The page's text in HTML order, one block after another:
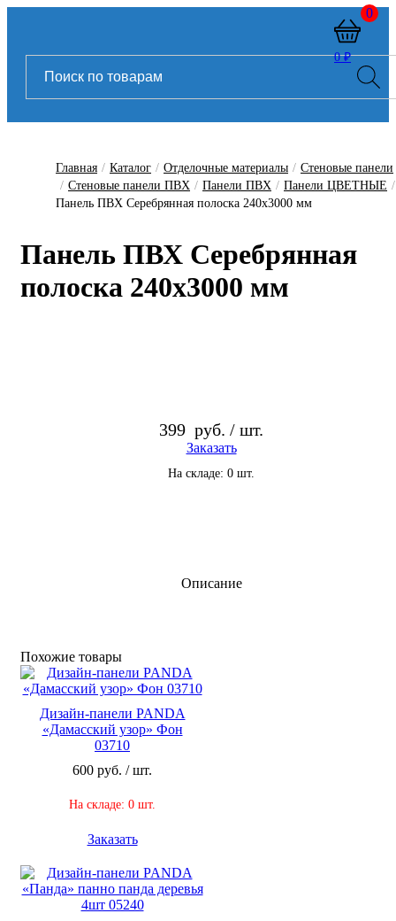
0 ₽
0
Главная / Каталог / Отделочные материалы / Стеновые панели
/ Стеновые панели ПВХ / Панели ПВХ / Панели ЦВЕТНЫЕ /
Панель ПВХ Серебрянная полоска 240х3000 мм
Панель ПВХ Серебрянная
полоска 240х3000 мм
399 руб. / шт.
Заказать
На складе: 0 шт.
Описание
Похожие то­ва­ры
Дизайн-панели PANDA
«Дамасский узор» Фон
03710
600 руб. / шт.
На складе: 0 шт.
Заказать